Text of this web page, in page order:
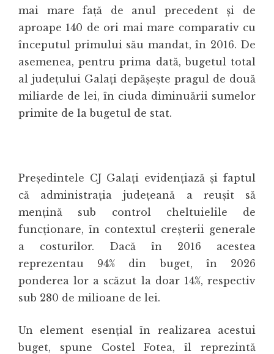
mai mare față de anul precedent și de
aproape 140 de ori mai mare comparativ cu
începutul primului său mandat, în 2016. De
asemenea, pentru prima dată, bugetul total
al județului Galați depășește pragul de două
miliarde de lei, în ciuda diminuării sumelor
primite de la bugetul de stat.
Președintele CJ Galați evidențiază și faptul
că administrația județeană a reușit să
mențină sub control cheltuielile de
funcționare, în contextul creșterii generale
a costurilor. Dacă în 2016 acestea
reprezentau 94% din buget, în 2026
ponderea lor a scăzut la doar 14%, respectiv
sub 280 de milioane de lei.
Un element esențial în realizarea acestui
buget, spune Costel Fotea, îl reprezintă